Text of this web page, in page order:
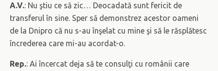
A.V.: Nu ştiu ce să zic… Deocadată sunt fericit de
transferul în sine. Sper să demonstrez acestor oameni
de la Dnipro că nu s-au înşelat cu mine şi să le răsplătesc
încrederea care mi-au acordat-o.
Rep.: Ai încercat deja să te consulţi cu românii care